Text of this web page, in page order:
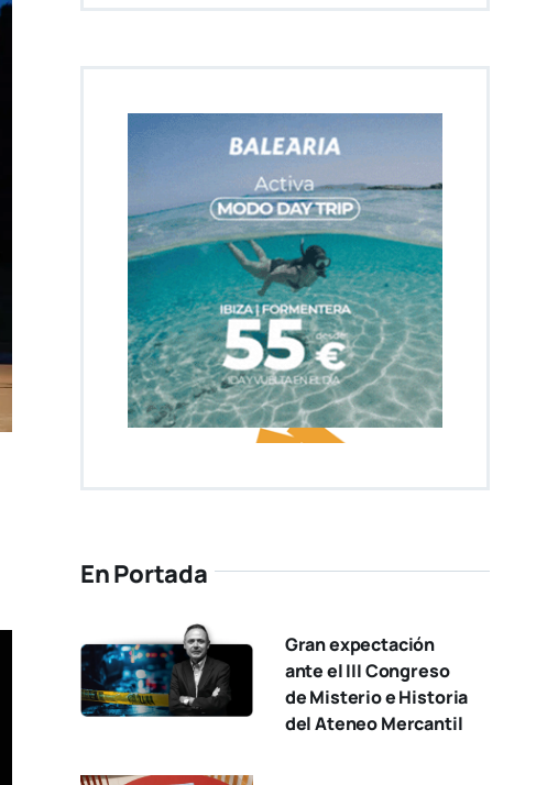
En Portada
Gran expectación
ante el III Congreso
de Misterio e Historia
del Ateneo Mercantil